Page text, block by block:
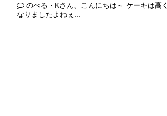
のべる・Kさん、こんにちは～ ケーキは高く
なりましたよねぇ...